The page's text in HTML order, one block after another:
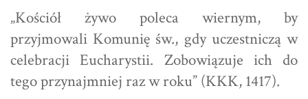
„Kościół żywo poleca wiernym, by
przyjmowali Komunię św., gdy uczestniczą w
celebracji Eucharystii. Zobowiązuje ich do
tego przynajmniej raz w roku” (KKK, 1417).